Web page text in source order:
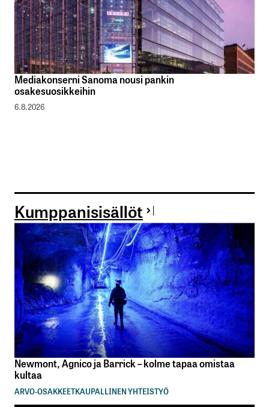
Mediakonserni Sanoma nousi pankin
osakesuosikkeihin
6.8.2026
Kumppanisisällöt
Newmont, Agnico ja Barrick – kolme tapaa omistaa
kultaa
ARVO-OSAKKEETKAUPALLINEN YHTEISTYÖ